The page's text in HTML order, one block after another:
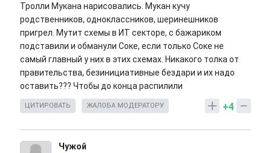
Тролли Мукана нарисовались. Мукан кучу
родственников, одноклассников, шеринешников
пригрел. Мутит схемы в ИТ секторе, с бажариком
подставили и обманули Соке, если только Соке не
самый главный у них в этих схемах. Никакого толка от
правительства, безинициативные бездари и их надо
оставить??? Чтобы до конца распилили
+4
ЦИТИРОВАТЬ ЖАЛОБА МОДЕРАТОРУ
Чужой